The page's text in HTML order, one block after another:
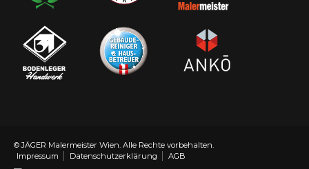
© JÄGER Malermeister Wien. Alle Rechte vorbehalten.
Impressum
Datenschutzerklärung AGB